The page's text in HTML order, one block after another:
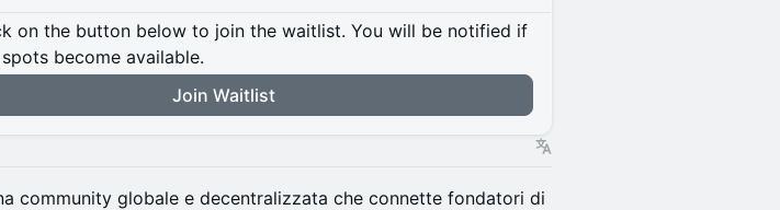
on the button below to join the waitlist. You will be notified if
become available.
Join Waitlist
community globale e decentralizzata che connette fondatori di